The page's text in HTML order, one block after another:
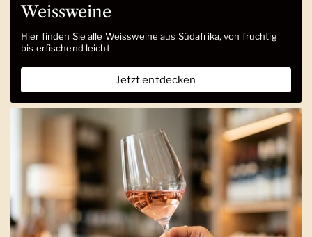
Weissweine
Hier finden Sie alle Weissweine aus Südafrika, von fruchtig
bis erfischend leicht
Jetzt entdecken